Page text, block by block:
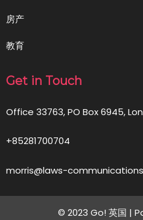
房产
教育
Get in Touch
Office 33763, PO Box 6945,
+85281700704
morris@laws-
© 2023 Go! 英国 |